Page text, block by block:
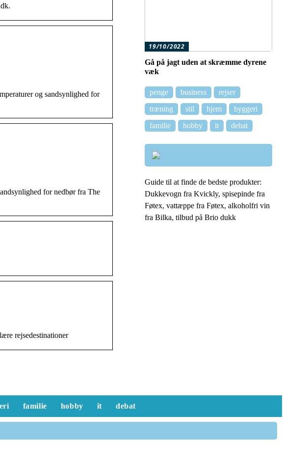
og sandsynlighed for
for nedbør fra The
rejsedestinationer
19/10/2022
Gå på jagt uden at skræmme dyrene
væk
penge business
rejser
træning
stil hjem
byggeri
familie
hobby it debat
Guide til at finde de bedste produkter:
Dukkevogn fra Kvickly, spisepinde fra
Føtex, vattæppe fra Føtex, alkoholfri vin
fra Bilka, tilbud på Brio dukk
familie hobby it debat